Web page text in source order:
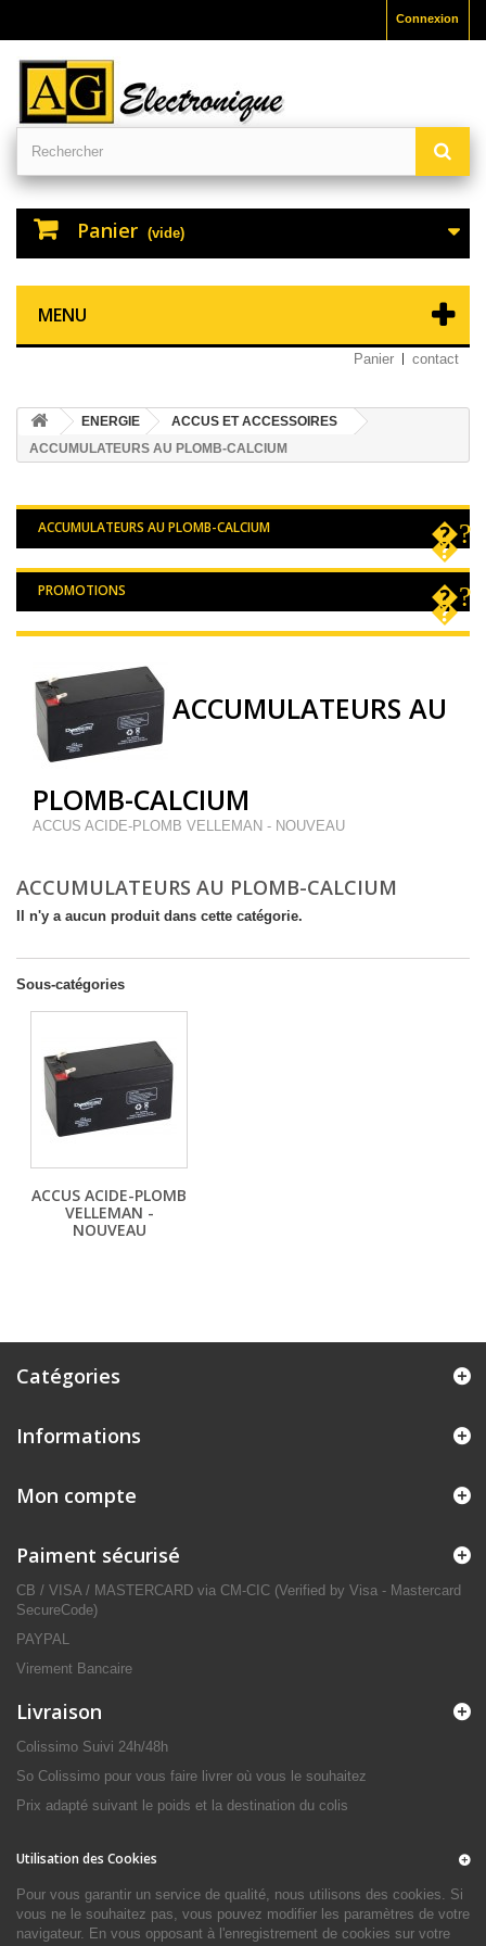
Connexion
Panier (vide)
MENU
Panier contact
ENERGIE
ACCUS ET ACCESSOIRES
ACCUMULATEURS AU PLOMB-CALCIUM
ACCUMULATEURS AU PLOMB-CALCIUM
PROMOTIONS
ACCUMULATEURS AU
PLOMB-CALCIUM
ACCUS ACIDE-PLOMB VELLEMAN - NOUVEAU
ACCUMULATEURS AU PLOMB-CALCIUM
Il n'y a aucun produit dans cette catégorie.
Sous-catégories
ACCUS ACIDE-PLOMB
VELLEMAN -
NOUVEAU
Catégories
Informations
Mon compte
Paiment sécurisé
CB / VISA / MASTERCARD via CM-CIC (Verified by Visa - Mastercard
SecureCode)
PAYPAL
Virement Bancaire
Livraison
Colissimo Suivi 24h/48h
So Colissimo pour vous faire livrer où vous le souhaitez
Prix adapté suivant le poids et la destination du colis
Utilisation des Cookies
Pour vous garantir un service de qualité, nous utilisons des cookies. Si
vous ne le souhaitez pas, vous pouvez modifier les paramètres de votre
navigateur. En vous opposant à l'enregistrement de cookies sur votre